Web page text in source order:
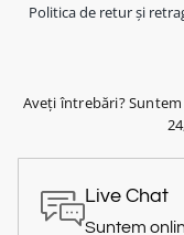
Politica de retur și
Aveți întrebări?
Live Chat
Suntem